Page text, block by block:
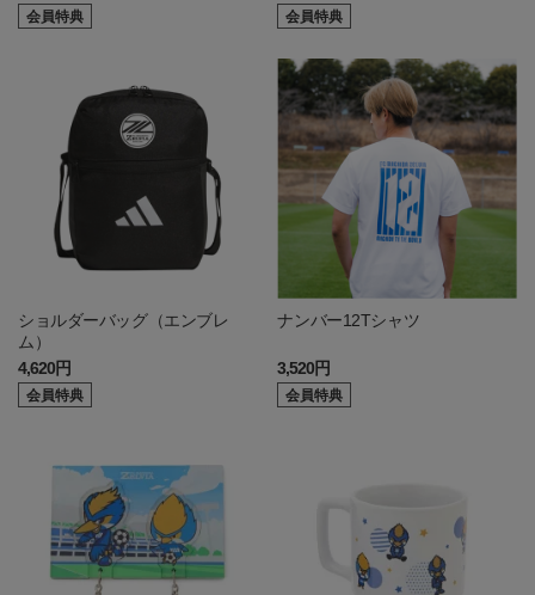
会員特典 会員特典
ショルダーバッグ（エンブレ
ム）
4,620円
会員特典
ナンバー12Tシャツ
3,520円
会員特典